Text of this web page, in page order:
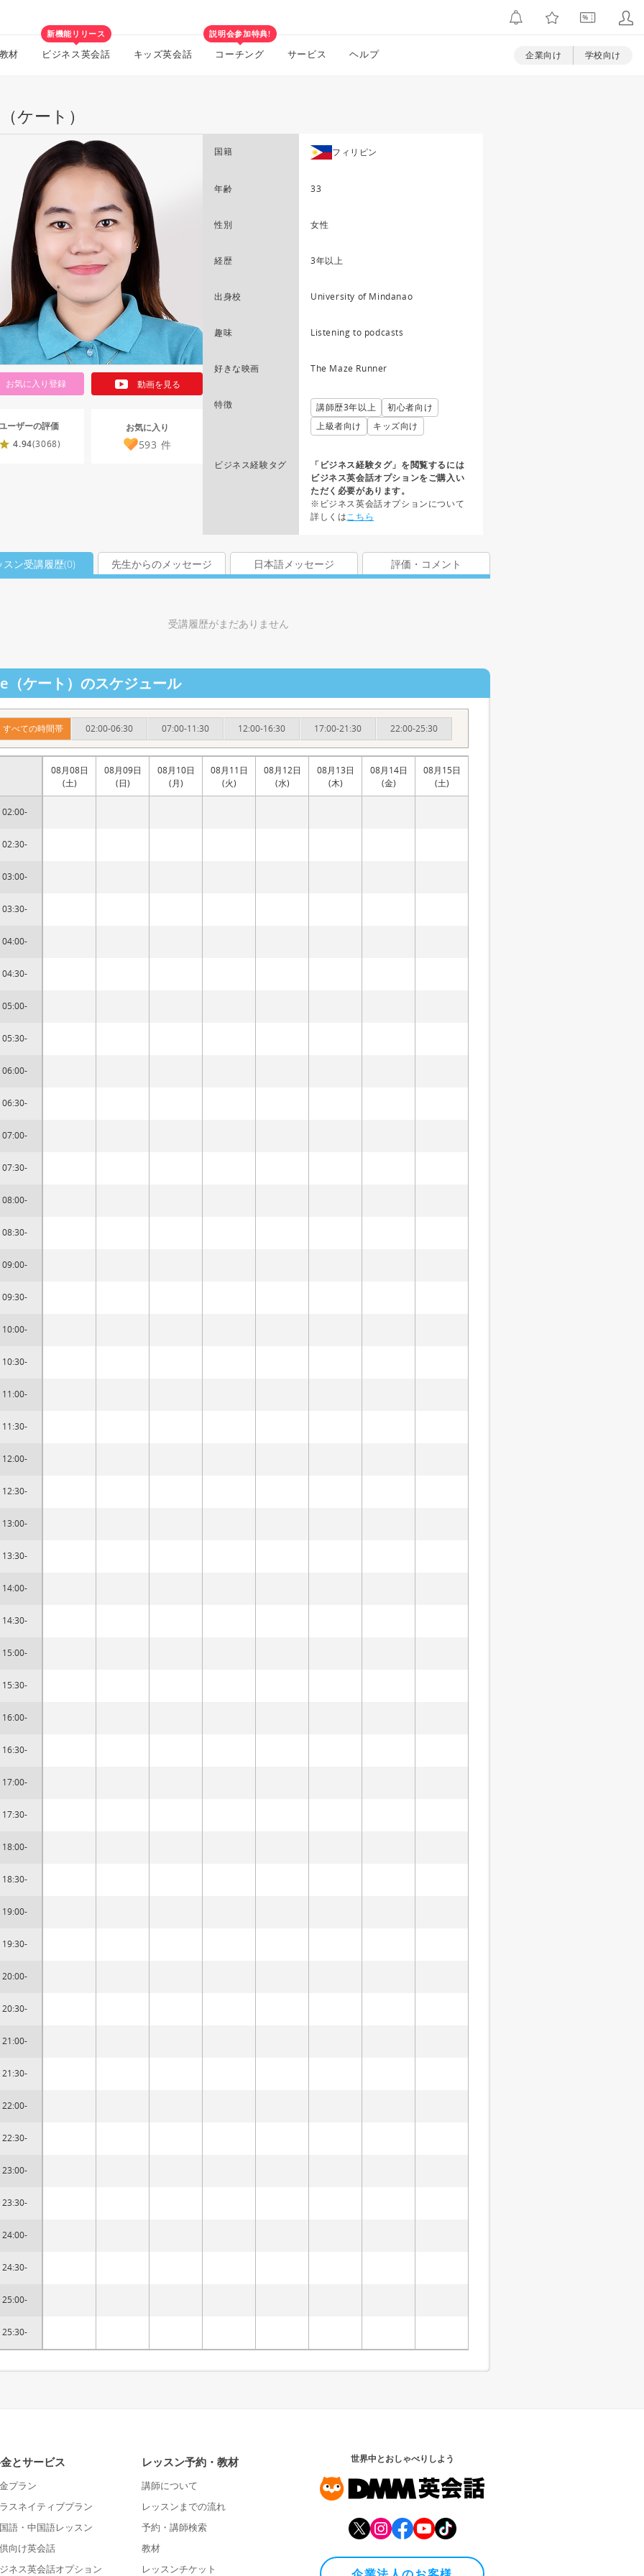
材
新機能リリース
ビジネス英会話 キッズ英会話
説明会参加特典!
コーチング サービス ヘルプ 企業向け 学校向け
ケート）
お気に入り登録 動画を見る
ーザーの評価
4.94(3068)
お気に入り
593 件
国籍 フィリピン
年齢 33
性別 女性
経歴 3年以上
出身校 University of Mindanao
趣味 Listening to podcasts
好きな映画 The Maze Runner
特徴 講師歴3年以上
初心者向け
上級者向け
キッズ向け
ビジネス経験タグ
「ビジネス経験タグ」を閲覧するには
ビジネス英会話オプションをご購入い
ただく必要があります。
※ビジネス英会話オプションについて
詳しくはこちら
スン受講履歴(0) 先生からのメッセージ 日本語メッセージ 評価・コメント
受講履歴がまだありません
（ケート）のスケジュール
すべての時間帯 02:00-06:30 07:00-11:30 12:00-16:30 17:00-21:30 22:00-25:30
02:00-
02:30-
03:00-
03:30-
04:00-
04:30-
05:00-
05:30-
06:00-
06:30-
07:00-
07:30-
08:00-
08:30-
09:00-
09:30-
10:00-
10:30-
11:00-
11:30-
12:00-
12:30-
13:00-
13:30-
14:00-
14:30-
15:00-
15:30-
16:00-
16:30-
17:00-
17:30-
18:00-
18:30-
19:00-
19:30-
20:00-
20:30-
21:00-
21:30-
22:00-
22:30-
23:00-
23:30-
24:00-
24:30-
25:00-
25:30-
08月08日
(土)
08月09日
(日)
08月10日
(月)
08月11日
(火)
08月12日
(水)
08月13日
(木)
08月14日
(金)
08月15日
(土)
とサービス
プラン
スネイティブプラン
語・中国語レッスン
向け英会話
ネス英会話オプション
レッスン予約・教材
講師について
レッスンまでの流れ
予約・講師検索
教材
レッスンチケット
世界中とおしゃべりしよう